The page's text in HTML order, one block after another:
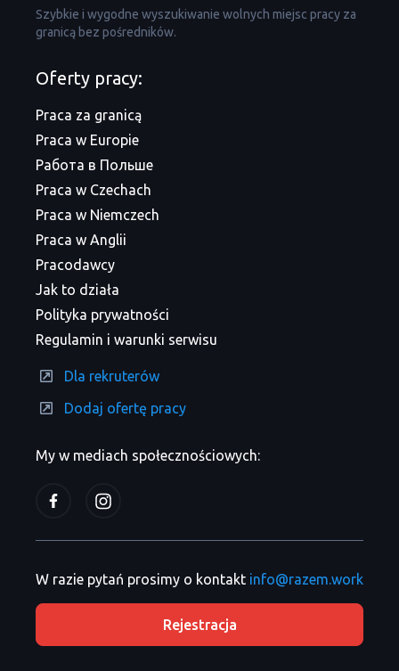
Szybkie i wygodne wyszukiwanie wolnych miejsc pracy za
granicą bez pośredników.
My w mediach społecznościowych:
Oferty pracy:
Praca za granicą
Praca w Europie
Работа в Польше
Praca w Czechach
Praca w Niemczech
Praca w Anglii
Pracodawcy
Jak to działa
Polityka prywatności
Regulamin i warunki serwisu
Dla rekruterów
Dodaj ofertę pracy
W razie pytań prosimy o kontakt info@razem.work
Rejestracja